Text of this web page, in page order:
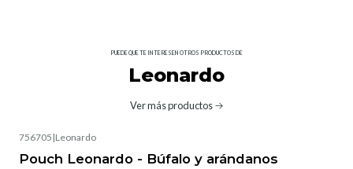
PUEDE QUE TE INTERESEN OTROS PRODUCTOS DE
Leonardo
Ver más productos
756705 |Leonardo
Pouch Leonardo - Búfalo y arándanos